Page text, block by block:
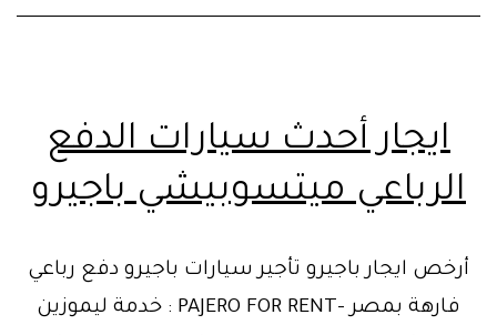
ايجار أحدث سيارات الدفع
الرباعي ميتسوبيشي باجيرو
أرخص ايجار باجيرو تأجير سيارات باجيرو دفع رباعي
فارهة بمصر -PAJERO FOR RENT : خدمة ليموزين